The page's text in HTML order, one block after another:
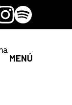
Spotify
MENÚ